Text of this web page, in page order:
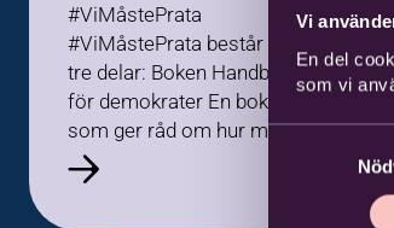
Vi
En del
som vi
#ViMåstePrata
#ViMåstePrata består av
tre delar: Boken Handbok
för demokrater En bok
som ger råd om hur man
kan arbeta mot ökande
segregation, bemöta